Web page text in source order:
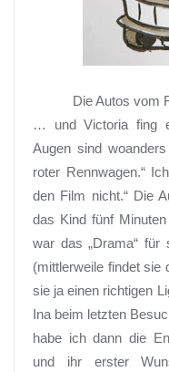
Die Autos vom
… und Victoria fing
Augen sind
roter Rennwagen.“
den Film nicht.“ Die
das Kind fünf
war das „Drama“ für
(mittlerweile findet sie
sie ja einen richtigen
Ina beim letzten
habe ich dann die
und ihr erster